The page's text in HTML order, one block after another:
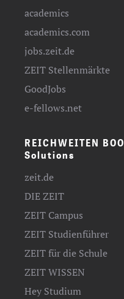
academics
academics.com
jobs.zeit.de
ZEIT Stellenmärkte
GoodJobs
e-fellows.net
REICHWEITEN
Solutions
zeit.de
DIE ZEIT
ZEIT Campus
ZEIT Studienführer
ZEIT für die Schule
ZEIT WISSEN
Hey Studium